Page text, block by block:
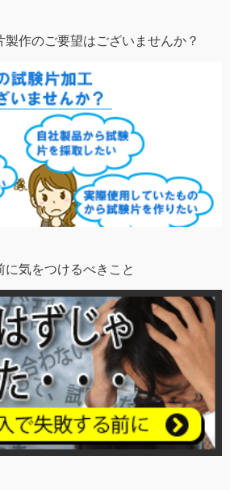
製作のご要望はございませんか？
気をつけるべきこと